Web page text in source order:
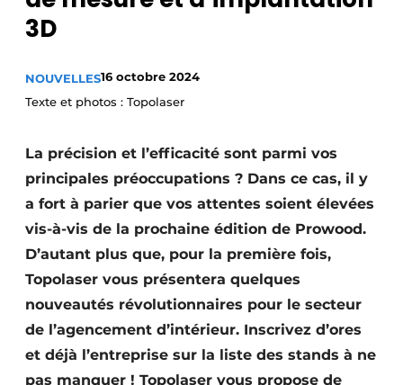
S’inscrire à l’événement
S’inscrire
Termes et conditions
Video’s
3D
NOUVELLES16 octobre 2024
Texte et photos : Topolaser
La précision et l’efficacité sont parmi vos
principales préoccupations ? Dans ce cas, il y
a fort à parier que vos attentes soient élevées
vis-à-vis de la prochaine édition de Prowood.
D’autant plus que, pour la première fois,
Topolaser vous présentera quelques
nouveautés révolutionnaires pour le secteur
de l’agencement d’intérieur. Inscrivez d’ores
et déjà l’entreprise sur la liste des stands à ne
pas manquer ! Topolaser vous propose de